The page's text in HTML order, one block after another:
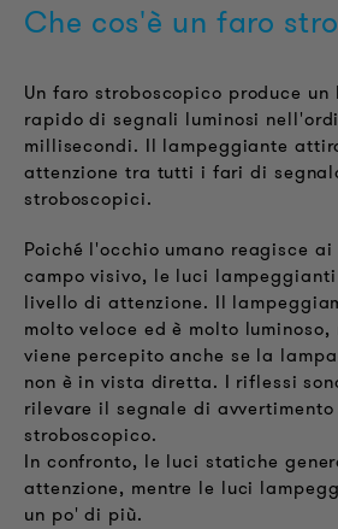
Che cos'è un faro
Un faro stroboscopico produce
rapido di segnali luminosi
millisecondi. Il lampeggiante
attenzione tra tutti i fari di
stroboscopici.
Poiché l'occhio umano reagisce ai
campo visivo, le luci
livello di attenzione. Il
molto veloce ed è molto luminoso,
viene percepito anche se la
non è in vista diretta. I riflessi
rilevare il segnale di
stroboscopico.
In confronto, le luci statiche
attenzione, mentre le luci
un po' di più.